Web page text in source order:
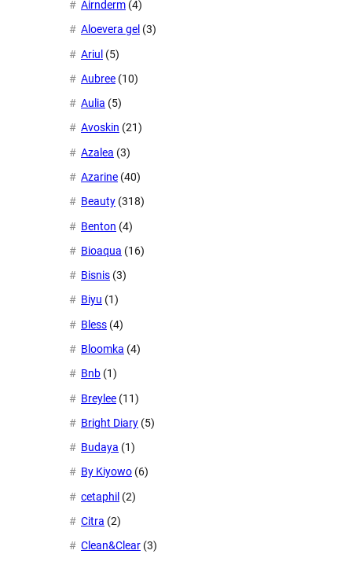
Airnderm (4)
Aloevera gel (3)
Ariul (5)
Aubree (10)
Aulia (5)
Avoskin (21)
Azalea (3)
Azarine (40)
Beauty (318)
Benton (4)
Bioaqua (16)
Bisnis (3)
Biyu (1)
Bless (4)
Bloomka (4)
Bnb (1)
Breylee (11)
Bright Diary (5)
Budaya (1)
By Kiyowo (6)
cetaphil (2)
Citra (2)
Clean&Clear (3)